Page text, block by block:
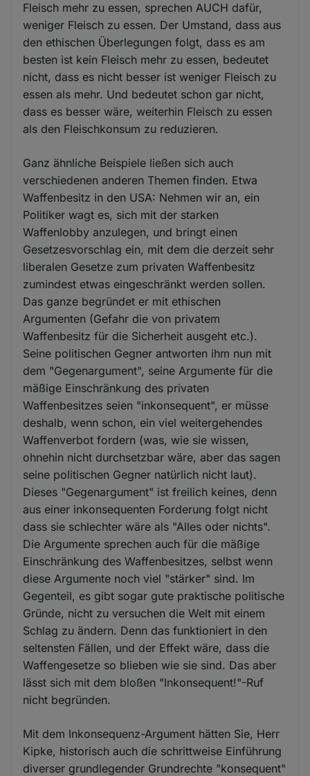
Fleisch mehr zu essen, sprechen AUCH dafür,
weniger Fleisch zu essen. Der Umstand, dass aus
den ethischen Überlegungen folgt, dass es am
besten ist kein Fleisch mehr zu essen, bedeutet
nicht, dass es nicht besser ist weniger Fleisch zu
essen als mehr. Und bedeutet schon gar nicht,
dass es besser wäre, weiterhin Fleisch zu essen
als den Fleischkonsum zu reduzieren.
Ganz ähnliche Beispiele ließen sich auch
verschiedenen anderen Themen finden. Etwa
Waffenbesitz in den USA: Nehmen wir an, ein
Politiker wagt es, sich mit der starken
Waffenlobby anzulegen, und bringt einen
Gesetzesvorschlag ein, mit dem die derzeit sehr
liberalen Gesetze zum privaten Waffenbesitz
zumindest etwas eingeschränkt werden sollen.
Das ganze begründet er mit ethischen
Argumenten (Gefahr die von privatem
Waffenbesitz für die Sicherheit ausgeht etc.).
Seine politischen Gegner antworten ihm nun mit
dem "Gegenargument", seine Argumente für die
mäßige Einschränkung des privaten
Waffenbesitzes seien "inkonsequent", er müsse
deshalb, wenn schon, ein viel weitergehendes
Waffenverbot fordern (was, wie sie wissen,
ohnehin nicht durchsetzbar wäre, aber das sagen
seine politischen Gegner natürlich nicht laut).
Dieses "Gegenargument" ist freilich keines, denn
aus einer inkonsequenten Forderung folgt nicht
dass sie schlechter wäre als "Alles oder nichts".
Die Argumente sprechen auch für die mäßige
Einschränkung des Waffenbesitzes, selbst wenn
diese Argumente noch viel "stärker" sind. Im
Gegenteil, es gibt sogar gute praktische politische
Gründe, nicht zu versuchen die Welt mit einem
Schlag zu ändern. Denn das funktioniert in den
seltensten Fällen, und der Effekt wäre, dass die
Waffengesetze so blieben wie sie sind. Das aber
lässt sich mit dem bloßen "Inkonsequent!"-Ruf
nicht begründen.
Mit dem Inkonsequenz-Argument hätten Sie, Herr
Kipke, historisch auch die schrittweise Einführung
diverser grundlegender Grundrechte "konsequent"